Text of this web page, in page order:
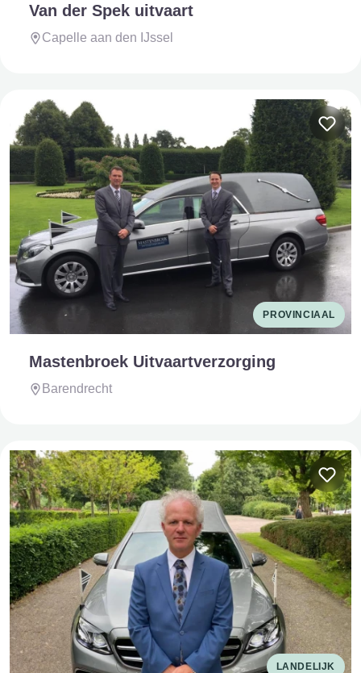
Van der Spek uitvaart
Capelle aan den IJssel
PROVINCIAAL
Mastenbroek Uitvaartverzorging
Barendrecht
LANDELIJK